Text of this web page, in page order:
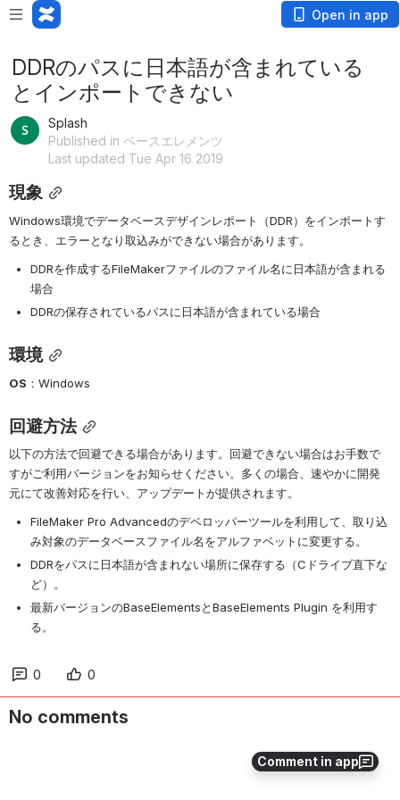
Open in app
Comment in app
DDRのパスに日本語が含まれている
とインポートできない
Splash
Published in ベースエレメンツ
Last updated Tue Apr 16 2019
現象
Windows環境でデータベースデザインレポート（DDR）をインポートす
るとき、エラーとなり取込みができない場合があります。
DDRを作成するFileMakerファイルのファイル名に日本語が含まれる
場合
DDRの保存されているパスに日本語が含まれている場合
環境
OS ：Windows
回避方法
以下の方法で回避できる場合があります。回避できない場合はお手数で
すがご利用バージョンをお知らせください。多くの場合、速やかに開発
元にて改善対応を行い、アップデートが提供されます。
FileMaker Pro Advancedのデベロッパーツールを利用して、取り込
み対象のデータベースファイル名をアルファベットに変更する。
DDRをパスに日本語が含まれない場所に保存する（Cドライブ直下な
ど）。
最新バージョンのBaseElementsとBaseElements Plugin を利用す
る。
0 0
No comments